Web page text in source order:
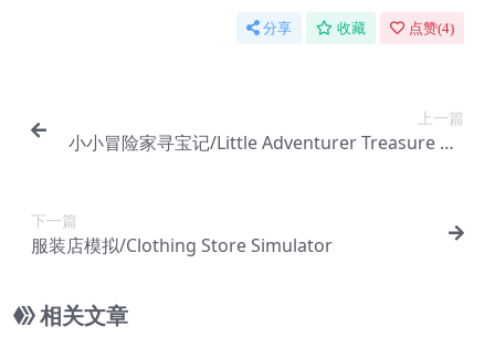
分享 收藏 点赞(4)
上一篇
小小冒险家寻宝记/Little Adventurer Treasure Hu
下一篇
服装店模拟/Clothing Store Simulator
相关文章